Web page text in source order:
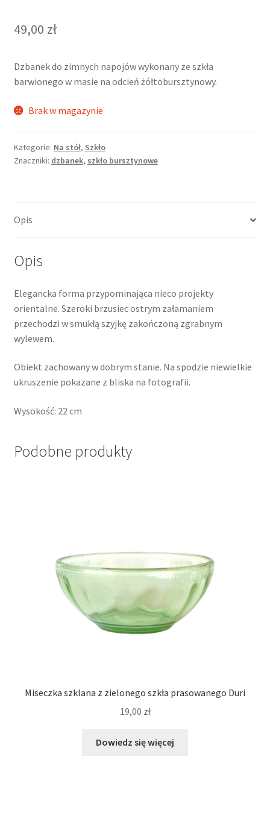
49,00 zł
Dzbanek do zimnych napojów wykonany ze szkła
barwionego w masie na odcień żółtobursztynowy.
Brak w magazynie
Kategorie: Na stół, Szkło
Znaczniki: dzbanek, szkło bursztynowe
Opis
Opis
Elegancka forma przypominająca nieco projekty
orientalne. Szeroki brzusiec ostrym załamaniem
przechodzi w smukłą szyjkę zakończoną zgrabnym
wylewem.
Obiekt zachowany w dobrym stanie. Na spodzie niewielkie
ukruszenie pokazane z bliska na fotografii.
Wysokość: 22 cm
Podobne produkty
Miseczka szklana z zielonego szkła prasowanego Duri
19,00 zł
Dowiedz się więcej